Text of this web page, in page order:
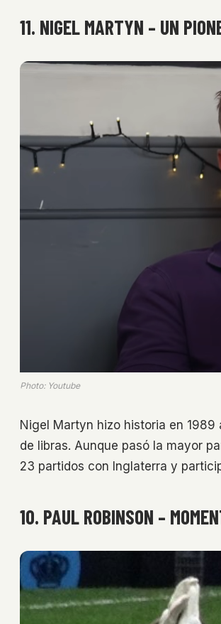
11. NIGEL MARTYN – UN
Photo: Youtube
Nigel Martyn hizo historia en
de libras. Aunque pasó la mayor
23 partidos con Inglaterra y
10. PAUL ROBINSON –